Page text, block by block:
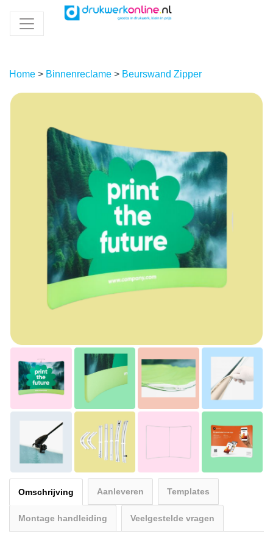
Home > Binnenreclame > Beurswand Zipper
Omschrijving Aanleveren Templates
Montage handleiding Veelgestelde vragen